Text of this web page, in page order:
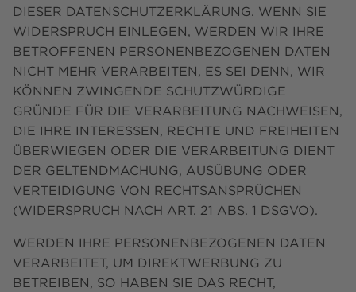
DIESER DATENSCHUTZERKLÄRUNG. WENN SIE
WIDERSPRUCH EINLEGEN, WERDEN WIR IHRE
BETROFFENEN PERSONENBEZOGENEN DATEN
NICHT MEHR VERARBEITEN, ES SEI DENN, WIR
KÖNNEN ZWINGENDE SCHUTZWÜRDIGE
GRÜNDE FÜR DIE VERARBEITUNG NACHWEISEN,
DIE IHRE INTERESSEN, RECHTE UND FREIHEITEN
ÜBERWIEGEN ODER DIE VERARBEITUNG DIENT
DER GELTENDMACHUNG, AUSÜBUNG ODER
VERTEIDIGUNG VON RECHTSANSPRÜCHEN
(WIDERSPRUCH NACH ART. 21 ABS. 1 DSGVO).
WERDEN IHRE PERSONENBEZOGENEN DATEN
VERARBEITET, UM DIREKTWERBUNG ZU
BETREIBEN, SO HABEN SIE DAS RECHT,